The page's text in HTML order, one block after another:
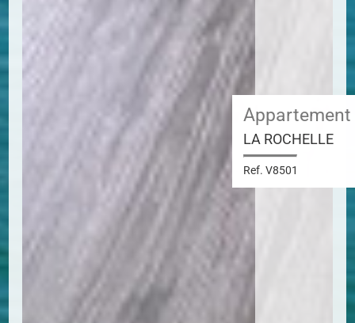
Appartement
LA ROCHELLE
Ref. V8501